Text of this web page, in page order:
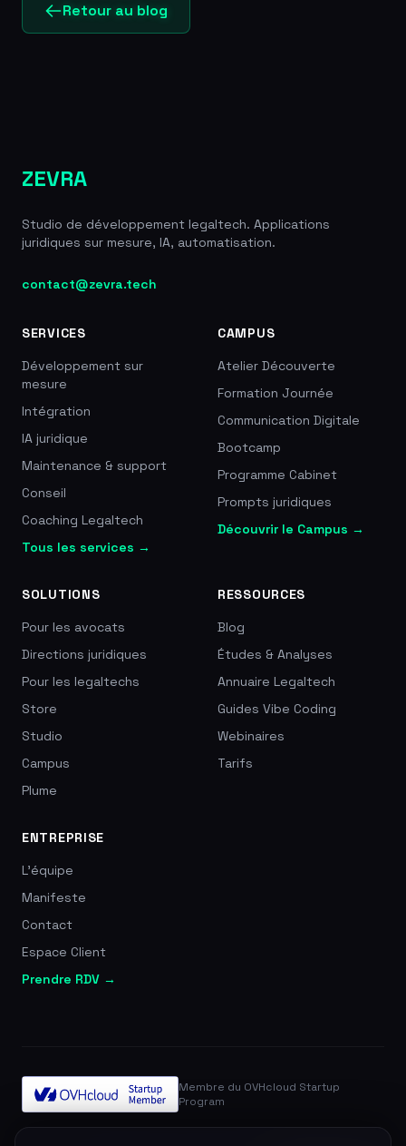
Retour au blog
ZEVRA
Studio de développement legaltech. Applications
juridiques sur mesure, IA, automatisation.
contact@zevra.tech
SERVICES
Développement sur
mesure
Intégration
IA juridique
Maintenance & support
Conseil
Coaching Legaltech
Tous les services →
CAMPUS
Atelier Découverte
Formation Journée
Communication Digitale
Bootcamp
Programme Cabinet
Prompts juridiques
Découvrir le Campus →
SOLUTIONS
Pour les avocats
Directions juridiques
Pour les legaltechs
Store
Studio
Campus
Plume
RESSOURCES
Blog
Études & Analyses
Annuaire Legaltech
Guides Vibe Coding
Webinaires
Tarifs
ENTREPRISE
L'équipe
Manifeste
Contact
Espace Client
Prendre RDV →
Membre du OVHcloud Startup
Program